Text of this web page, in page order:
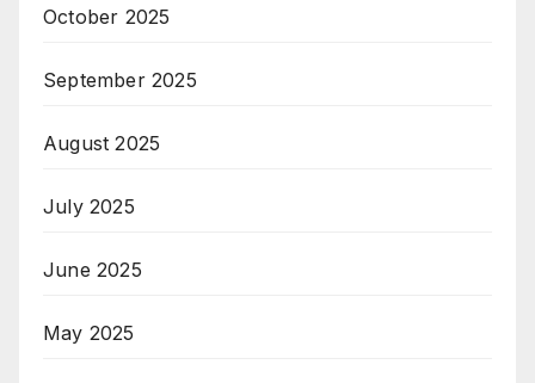
October 2025
September 2025
August 2025
July 2025
June 2025
May 2025